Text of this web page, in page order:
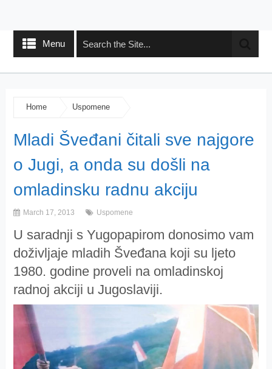
Menu
Home Uspomene
Mladi Šveđani čitali sve najgore
o Jugi, a onda su došli na
omladinsku radnu akciju
March 17, 2013 Uspomene
U saradnji s Yugopapirom donosimo vam
doživljaje mladih Šveđana koji su ljeto
1980. godine proveli na omladinskoj
radnoj akciji u Jugoslaviji.